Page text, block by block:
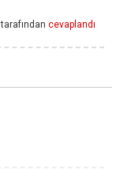
tarafından cevaplandı